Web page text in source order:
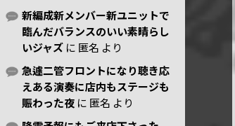
新編成新メンバー新ユニットで
臨んだバランスのいい素晴らし
いジャズ に 匿名 より
急遽二管フロントになり聴き応
えある演奏に店内もステージも
賑わった夜 に 匿名 より